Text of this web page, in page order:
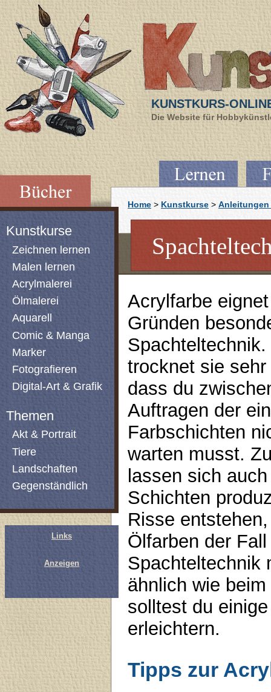
KUNSTKURS-
Die Website für
Kunstkurse
Zeichnen lernen
Malen lernen
Acrylmalerei
Ölmalerei
Aquarell
Comic & Manga
Marker
Fotografieren
Digital-Art & Grafik
Themen
Akt & Portrait
Tiere
Landschaften
Gegenständlich
Links
Anzeigen
Home > Kunstkurse > Anleitungen
Acrylfarbe
Gründen
trocknet sie
dass du
Auftragen der
Farbschichten
warten musst.
lassen sich
Schichten
Risse
Ölfarben der
Spachteltechnik
ähnlich wie
solltest du
erleichtern.
Tipps zur